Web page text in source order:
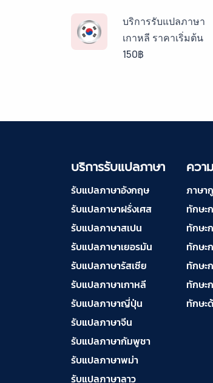
บริการรับแปลภาษา
เกาหลี ราคาเริ่มต้น
150฿
พม่า ราคาเริ่มต้น
บริการรับแปลภาษา
กัมพูชา ราคาเริ่มต้น
บริการรับแปลภาษา
เวียดนาม ราคาเริ่ม
ต้น 150฿
บริการรับแปลภาษา
ฝรั่งเศส ราคาเริ่มต้น
150฿
บริการรับแปลภาษา
รับแปลภาษาอังกฤษ
รับแปลภาษาฝรั่งเศส
รับแปลภาษาสเปน
รับแปลภาษาเยอรมัน
รับแปลภาษารัสเซีย
รับแปลภาษาเกาหลี
รับแปลภาษาญี่ปุ่น
รับแปลภาษาจีน
รับแปลภาษากัมพูชา
รับแปลภาษาพม่า
รับแปลภาษาลาว
ควา
ภาษา
ทักษะ
ทักษะ
ทักษะ
ทักษะ
ทักษะ
ทักษะ